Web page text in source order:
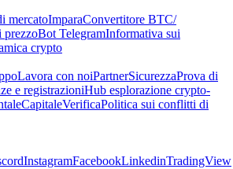
mercatoImparaConvertitore BTC/
prezzoBot TelegramInformativa sui
crypto
Lavora con noiPartnerSicurezzaProva di
e registrazioniHub esplorazione crypto-
CapitaleVerificaPolitica sui conflitti di
InstagramFacebookLinkedinTradingView